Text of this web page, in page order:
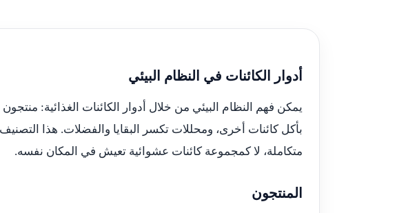
أدوار الكائنات في النظام البيئي
يمكن فهم النظام البيئي من خلال أدوار الكائنات الغذائية:
بأكل كائنات أخرى، ومحللات تكسر البقايا والفضلات. هذا
متكاملة، لا كمجموعة كائنات عشوائية تعيش في المكان نفسه.
المنتجون